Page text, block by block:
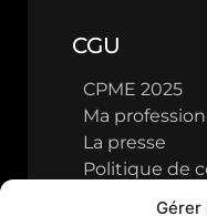
Gérer
CGU
CPME 2025
Ma
La presse
Politique de